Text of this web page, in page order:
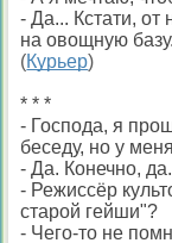
- Да... Кстати, от
на овощную
(Курьер)
* * *
- Господа, я
беседу, но у
- Да. Конечно, да.
- Режиссёр
старой гейши"?
- Чего-то не